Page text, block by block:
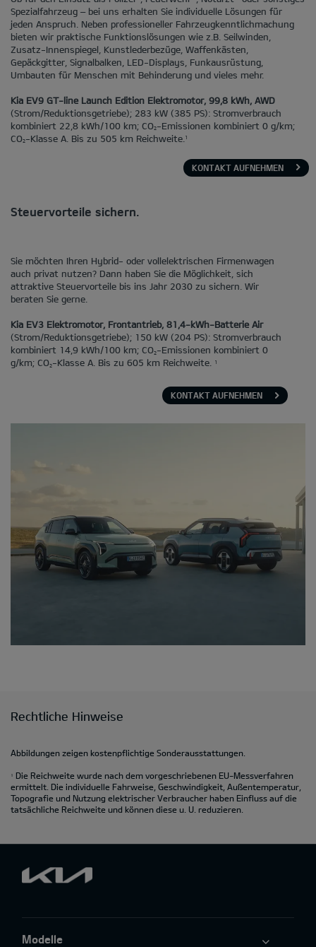
Spezialfahrzeug – bei uns erhalten Sie individuelle Lösungen für
jeden Anspruch. Neben professioneller Fahrzeugkenntlichmachung
bieten wir praktische Funktionslösungen wie z.B. Seilwinden,
Zusatz-Innenspiegel, Kunstlederbezüge, Waffenkästen,
Gepäckgitter, Signalbalken, LED-Displays, Funkausrüstung,
Umbauten für Menschen mit Behinderung und vieles mehr.
Kia EV9 GT-line Launch Edition Elektromotor, 99,8 kWh, AWD
(Strom/Reduktionsgetriebe); 283 kW (385 PS): Stromverbrauch
kombiniert 22,8 kWh/100 km; CO2-Emissionen kombiniert 0 g/km;
CO2-Klasse A. Bis zu 505 km Reichweite. 1
KONTAKT AUFNEHMEN
Steuervorteile sichern.
Sie möchten Ihren Hybrid- oder vollelektrischen Firmenwagen
auch privat nutzen? Dann haben Sie die Möglichkeit, sich
attraktive Steuervorteile bis ins Jahr 2030 zu sichern. Wir
beraten Sie gerne.
Kia EV3 Elektromotor, Frontantrieb, 81,4-kWh-Batterie Air
(Strom/Reduktionsgetriebe); 150 kW (204 PS): Stromverbrauch
kombiniert 14,9 kWh/100 km; CO2-Emissionen kombiniert 0
g/km; CO2-Klasse A. Bis zu 605 km Reichweite. 1
KONTAKT AUFNEHMEN
Rechtliche Hinweise
Abbildungen zeigen kostenpflichtige Sonderausstattungen.
1
Die Reichweite wurde nach dem vorgeschriebenen EU-Messverfahren
ermittelt. Die individuelle Fahrweise, Geschwindigkeit, Außentemperatur,
Topografie und Nutzung elektrischer Verbraucher haben Einfluss auf die
tatsächliche Reichweite und können diese u. U. reduzieren.
Modelle